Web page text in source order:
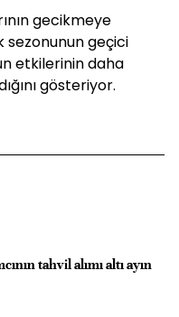
gecikmeye
sezonunun geçici
etkilerinin daha
gösteriyor.
tahvil alımı altı ayın